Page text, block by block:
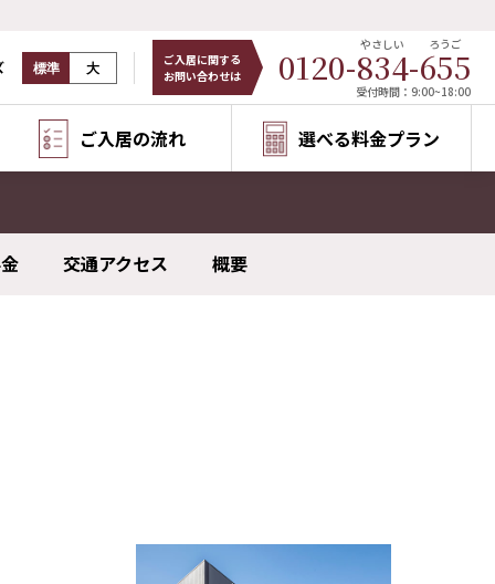
標準 大
ご入居に関する
お問い合わせは
0120-834
やさしい
-655
ろうご
受付時間：9:00~18:00
ご入居の流れ 選べる料金プラン
交通アクセス 概要